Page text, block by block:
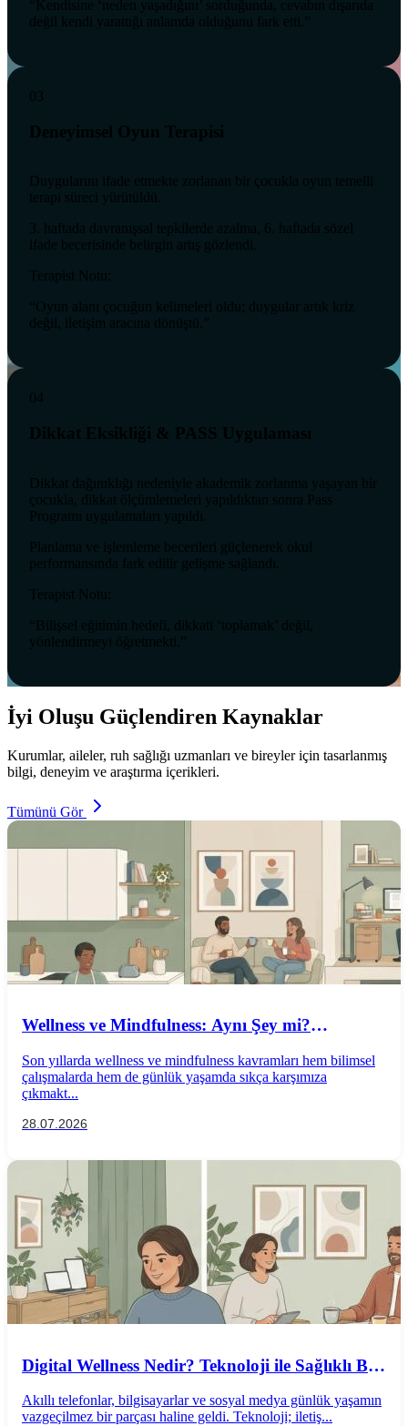
“Kendisine ‘neden yaşadığını’ sorduğunda, cevabın dışarıda
değil kendi yarattığı anlamda olduğunu fark etti.”
03
Deneyimsel Oyun Terapisi
Duygularını ifade etmekte zorlanan bir çocukla oyun temelli
terapi süreci yürütüldü.
3. haftada davranışsal tepkilerde azalma, 6. haftada sözel
ifade becerisinde belirgin artış gözlendi.
Terapist Notu:
“Oyun alanı çocuğun kelimeleri oldu; duygular artık kriz
değil, iletişim aracına dönüştü.”
04
Dikkat Eksikliği & PASS Uygulaması
Dikkat dağınıklığı nedeniyle akademik zorlanma yaşayan bir
çocukla, dikkat ölçümlemeleri yapıldıktan sonra Pass
Programı uygulamaları yapıldı.
Planlama ve işlemleme becerileri güçlenerek okul
performansında fark edilir gelişme sağlandı.
Terapist Notu:
“Bilişsel eğitimin hedefi, dikkati ‘toplamak’ değil,
yönlendirmeyi öğretmekti.”
İyi Oluşu Güçlendiren Kaynaklar
Kurumlar, aileler, ruh sağlığı uzmanları ve bireyler için tasarlanmış
bilgi, deneyim ve araştırma içerikleri.
Tümünü Gör
Wellness ve Mindfulness: Aynı Şey mi?
Son yıllarda wellness ve mindfulness kavramları hem bilimsel
çalışmalarda hem de günlük yaşamda sıkça karşımıza
çıkmakt...
28.07.2026
Digital Wellness Nedir? Teknoloji ile Sağlıklı Bir
Akıllı telefonlar, bilgisayarlar ve sosyal medya günlük yaşamın
vazgeçilmez bir parçası haline geldi. Teknoloji; iletiş...